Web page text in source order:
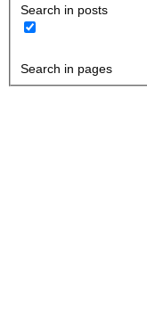
Search in posts
Search in pages